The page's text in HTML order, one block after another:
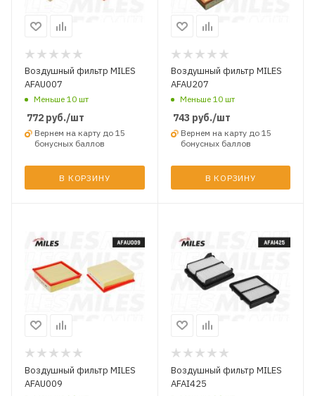
Воздушный фильтр MILES
AFAU007
Меньше 10 шт
772 руб./шт
Вернем на карту до 15
бонусных баллов
В КОРЗИНУ
Воздушный фильтр MILES
AFAU207
Меньше 10 шт
743 руб./шт
Вернем на карту до 15
бонусных баллов
В КОРЗИНУ
Воздушный фильтр MILES
AFAU009
Воздушный фильтр MILES
AFAI425